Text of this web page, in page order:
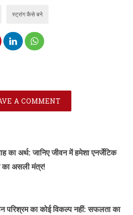
स्ट्रांग कैसे बने
A COMMENT
का अर्थ: जानिए जीवन में हमेशा एनर्जेटिक
का असली मंत्र!
परिश्रम का कोई विकल्प नहीं: सफलता का